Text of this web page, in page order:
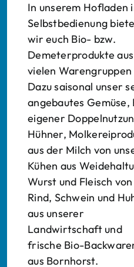
In unserem Hofladen
Selbstbedienung
wir euch Bio- bzw.
Demeterprodukte aus
vielen Warengruppen
Dazu saisonal unser
angebautes Gemüse,
eigener
Hühner,
aus der Milch von
Kühen aus
Wurst und Fleisch von
Rind, Schwein und
aus unserer
Landwirtschaft und
frische Bio-
aus Bornhorst.